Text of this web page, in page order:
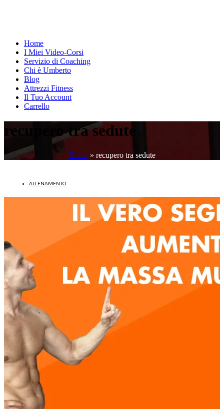
Home
I Miei Video-Corsi
Servizio di Coaching
Chi è Umberto
Blog
Attrezzi Fitness
Il Tuo Account
Carrello
recupero tra sedute
Home » recupero tra sedute
ALLENAMENTO